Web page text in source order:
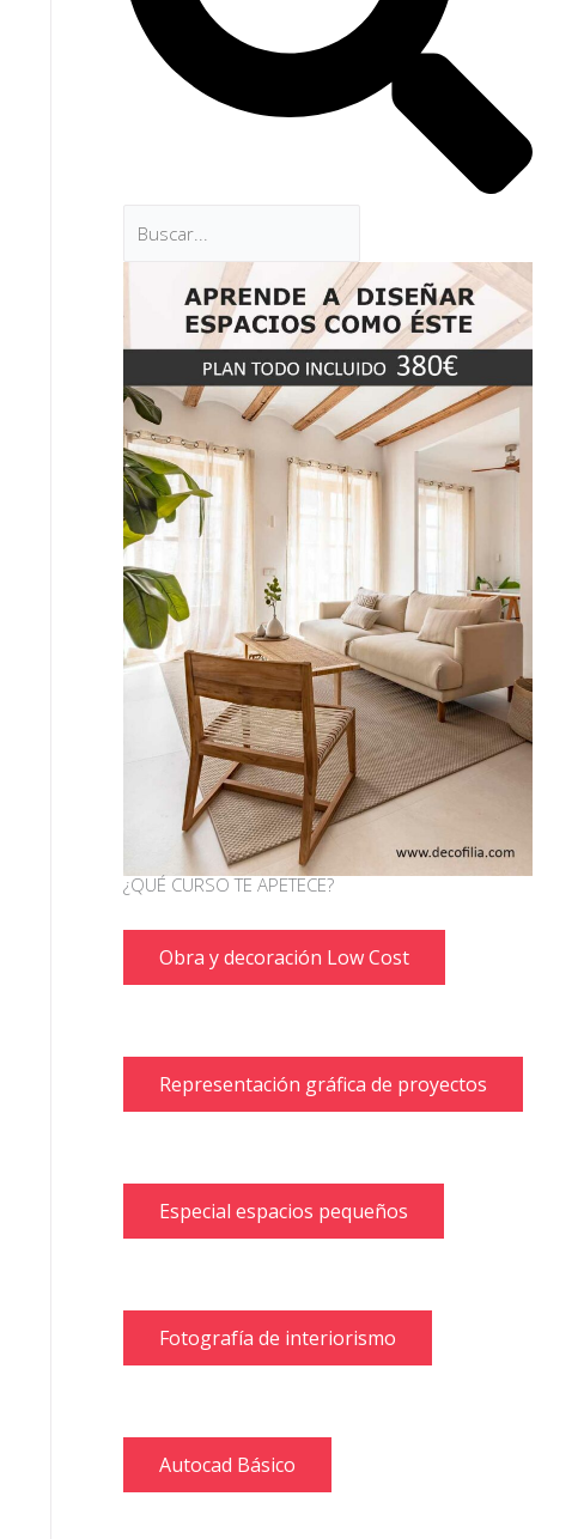
¿QUÉ CURSO TE APETECE?
Obra y decoración Low Cost
Representación gráfica de proyectos
Especial espacios pequeños
Fotografía de interiorismo
Autocad Básico